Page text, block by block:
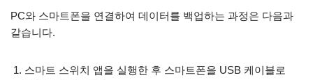
PC와 스마트폰을 연결하여 데이터를 백업하는 과정은 다음과
같습니다.
스마트 스위치 앱을 실행한 후 스마트폰을 USB 케이블로